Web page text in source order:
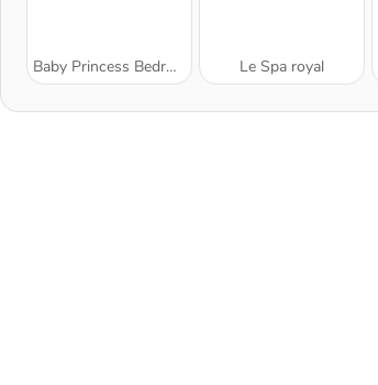
Baby Princess Bedroom Decor Le Spa royal